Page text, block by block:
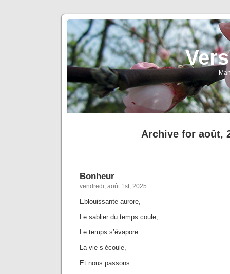
Archive for août,
Bonheur
vendredi, août 1st, 2025
Eblouissante aurore,
Le sablier du temps coule,
Le temps s’évapore
La vie s’écoule,
Et nous passons.